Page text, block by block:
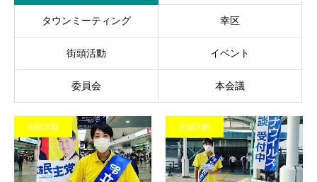
タウンミーティング 幸区
街頭活動 イベント
委員会 本会議
街頭活動 街頭活動